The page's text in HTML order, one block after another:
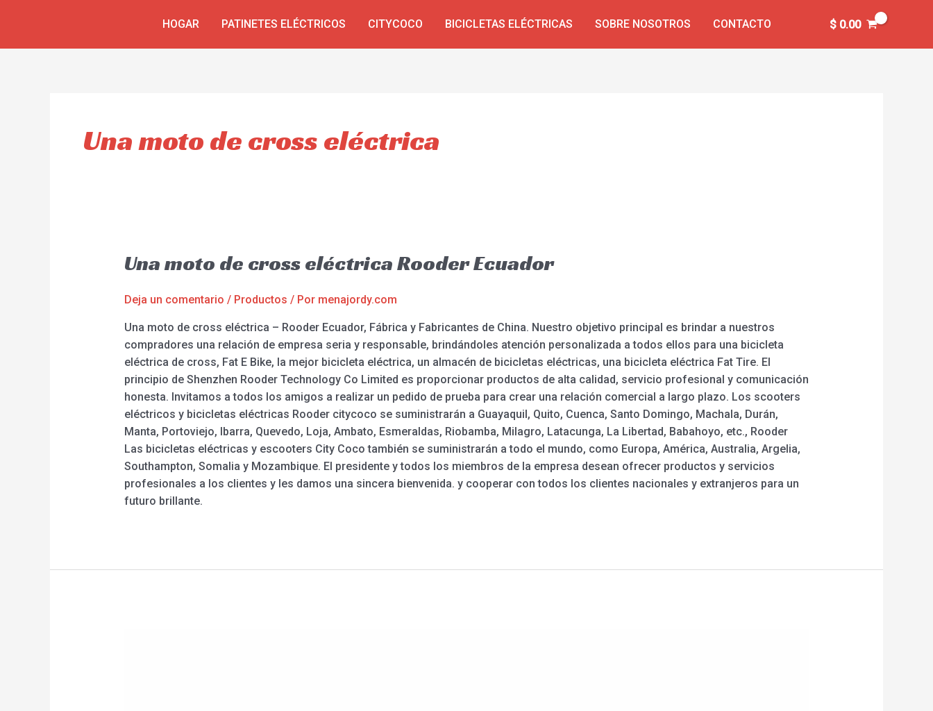
HOGAR PATINETES ELÉCTRICOS CITYCOCO BICICLETAS ELÉCTRICAS SOBRE NOSOTROS CONTACTO $0.00
Una moto de cross eléctrica
Una moto de cross eléctrica Rooder Ecuador
Deja un comentario / Productos / Por menajordy.com
Una moto de cross eléctrica – Rooder Ecuador, Fábrica y Fabricantes de China. Nuestro objetivo principal es brindar a nuestros
compradores una relación de empresa seria y responsable, brindándoles atención personalizada a todos ellos para una bicicleta
eléctrica de cross, Fat E Bike, la mejor bicicleta eléctrica, un almacén de bicicletas eléctricas, una bicicleta eléctrica Fat Tire. El
principio de Shenzhen Rooder Technology Co Limited es proporcionar productos de alta calidad, servicio profesional y comunicación
honesta. Invitamos a todos los amigos a realizar un pedido de prueba para crear una relación comercial a largo plazo. Los scooters
eléctricos y bicicletas eléctricas Rooder citycoco se suministrarán a Guayaquil, Quito, Cuenca, Santo Domingo, Machala, Durán,
Manta, Portoviejo, Ibarra, Quevedo, Loja, Ambato, Esmeraldas, Riobamba, Milagro, Latacunga, La Libertad, Babahoyo, etc., Rooder
Las bicicletas eléctricas y escooters City Coco también se suministrarán a todo el mundo, como Europa, América, Australia, Argelia,
Southampton, Somalia y Mozambique. El presidente y todos los miembros de la empresa desean ofrecer productos y servicios
profesionales a los clientes y les damos una sincera bienvenida. y cooperar con todos los clientes nacionales y extranjeros para un
futuro brillante.